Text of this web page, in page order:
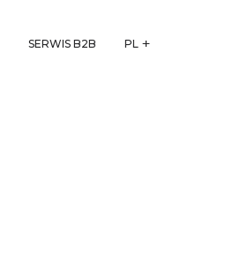
SERWIS B2B PL